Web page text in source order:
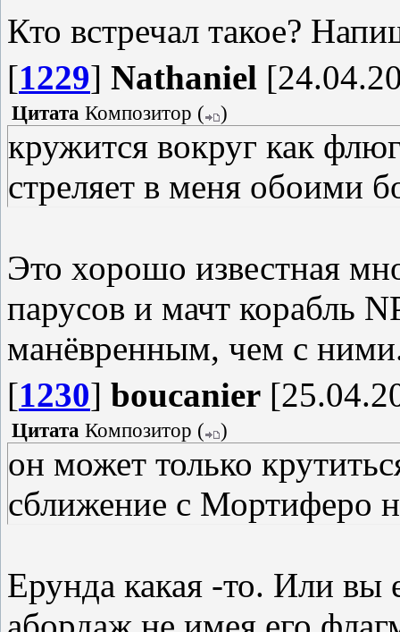
Кто встречал такое?
[1229] Nathaniel
Цитата Композитор ( )
кружится вокруг как
стреляет в меня обоими
Это хорошо известная
парусов и мачт корабль
манёвренным, чем с
[1230] boucanier
Цитата Композитор ( )
он может только
сближение с Мортиферо
Ерунда какая -то. Или вы